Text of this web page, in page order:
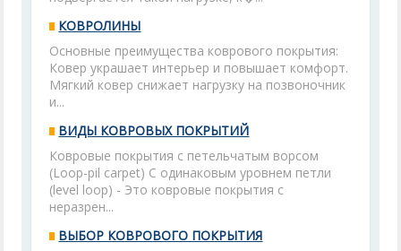
КОВРОЛИНЫ
Основные преимущества коврового покрытия:
Ковер украшает интерьер и повышает комфорт.
Мягкий ковер снижает нагрузку на позвоночник
и...
ВИДЫ КОВРОВЫХ ПОКРЫТИЙ
Ковровые покрытия с петельчатым ворсом
(Loop-pil carpet) С одинаковым уровнем петли
(level loop) - Это ковровые покрытия с
неразрен...
ВЫБОР КОВРОВОГО ПОКРЫТИЯ